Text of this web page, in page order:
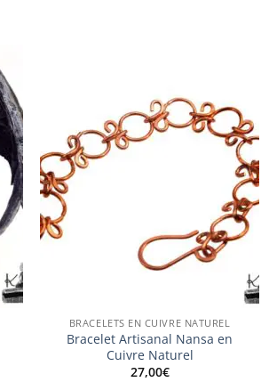
BRACELETS EN CUIVRE NATUREL
Bracelet Artisanal Nansa en
Cuivre Naturel
27,00€